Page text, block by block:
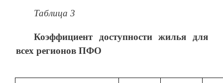
Таблица 3
Коэффициент доступности жилья для
всех регионов ПФО